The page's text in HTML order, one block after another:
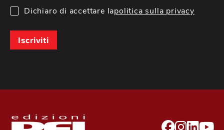
Dichiaro di accettare lapolitica sulla privacy
Iscriviti